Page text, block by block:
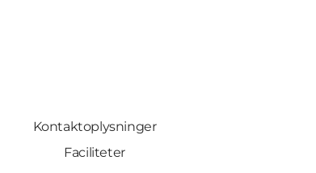
Kontaktoplysninger
Faciliteter